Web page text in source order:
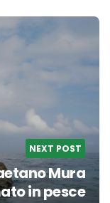
NEXT POST
Mura
in pesce